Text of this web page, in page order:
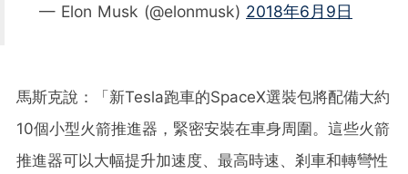
— Elon Musk (@elonmusk) 2018年6月9日
馬斯克說：「新Tesla跑車的SpaceX選裝包將配備大約
10個小型火箭推進器，緊密安裝在車身周圍。這些火箭
推進器可以大幅提升加速度、最高時速、剎車和轉彎性